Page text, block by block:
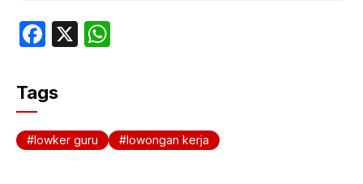
F
c
e
b
X
A
Tags
lowker guru lowongan kerja